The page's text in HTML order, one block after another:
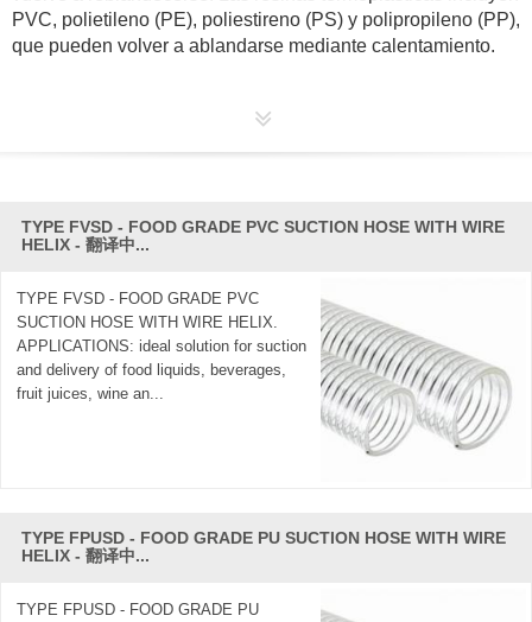
PVC, polietileno (PE), poliestireno (PS) y polipropileno (PP),
que pueden volver a ablandarse mediante calentamiento.
material granulado (compuestos) con aditivos
(antioxidantes, etc.) ya mezclados. Sin embargo, la resina
es resistente a la oxidación y la degradación. Varios aditivos
y pigmentos se agregan al PVC durante la etapa de
de PVC.
El PVC es un termoplástico hecho de 57% de cloro
(derivado de la sal de grado industrial) y 43% de carbono
(derivado predominantemente del petróleo / gas a través del
etileno). Es menos dependiente que otros polímeros en
petróleo crudo o gas natural, que no son renovables, y por lo
PET y PS, que son totalmente dependientes del petróleo o
gas Este cloro proporciona al PVC una excelente
TYPE FVSD - FOOD GRADE PVC SUCTION HOSE WITH WIRE
HELIX - 翻译中...
TYPE FVSD - FOOD GRADE PVC
SUCTION HOSE WITH WIRE HELIX.
APPLICATIONS: ideal solution for suction
and delivery of food liquids, beverages,
fruit juices, wine an...
TYPE FPUSD - FOOD GRADE PU SUCTION HOSE WITH WIRE
HELIX - 翻译中...
TYPE FPUSD - FOOD GRADE PU